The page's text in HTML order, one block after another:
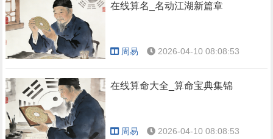
在线算名_名动江湖新篇章
周易 2026-04-10 08:08:53
在线算命大全_算命宝典集锦
周易 2026-04-10 08:08:53